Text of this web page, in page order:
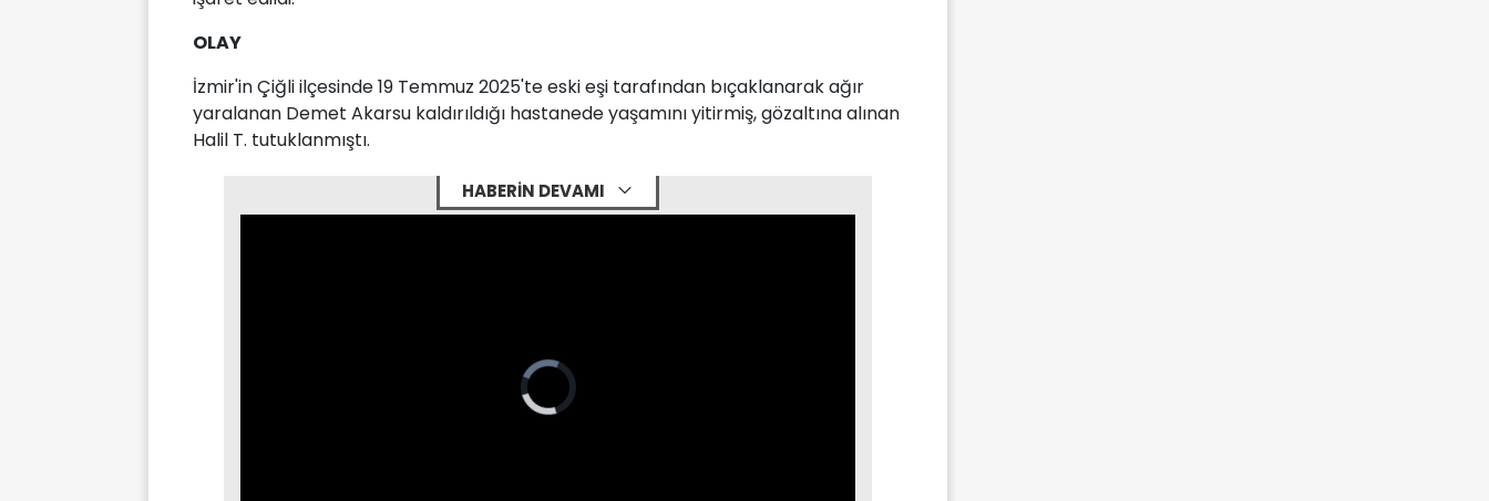
OLAY
İzmir'in Çiğli ilçesinde 19 Temmuz 2025'te eski eşi tarafından bıçaklanarak ağır
yaralanan Demet Akarsu kaldırıldığı hastanede yaşamını yitirmiş, gözaltına alınan
Halil T. tutuklanmıştı.
HABERİN DEVAMI